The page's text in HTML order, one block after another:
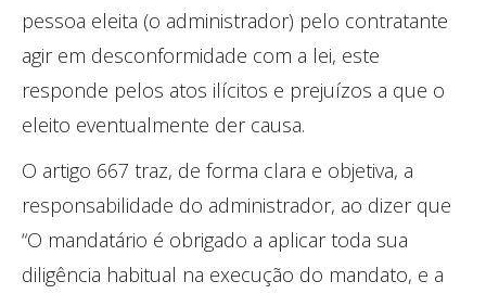
pessoa eleita (o administrador) pelo contratante
agir em desconformidade com a lei, este
responde pelos atos ilícitos e prejuízos a que o
eleito eventualmente der causa.
O artigo 667 traz, de forma clara e objetiva, a
responsabilidade do administrador, ao dizer que
“O mandatário é obrigado a aplicar toda sua
diligência habitual na execução do mandato, e a